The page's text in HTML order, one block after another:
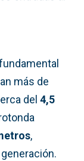
más de
del 4,5
,